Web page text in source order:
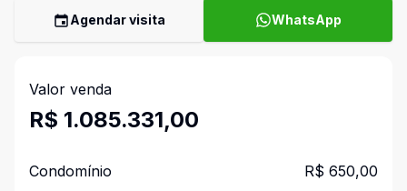
Agendar visita WhatsApp
Valor venda
R$ 1.085.331,00
Condomínio R$ 650,00